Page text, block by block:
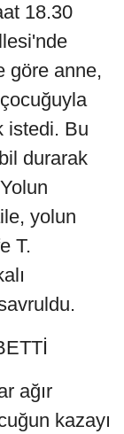
18.30
göre anne,
istedi. Bu
durarak
yolun
T.
ağır
kazayı